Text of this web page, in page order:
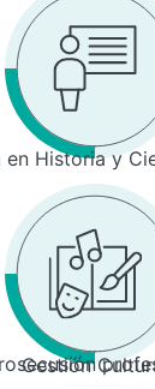
en Historia y
Gestión